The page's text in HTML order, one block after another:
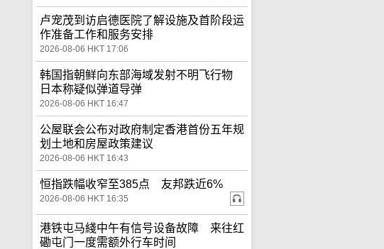
卢宠茂到访启德医院了解设施及首阶段运
作准备工作和服务安排
2026-08-06 HKT 17:06
韩国指朝鲜向东部海域发射不明飞行物
日本称疑似弹道导弹
2026-08-06 HKT 16:47
公屋联会公布对政府制定香港首份五年规
划土地和房屋政策建议
2026-08-06 HKT 16:43
恒指跌幅收窄至385点 友邦跌近6%
2026-08-06 HKT 16:35
港铁屯马綫中午有信号设备故障 来往红
磡屯门一度需额外行车时间